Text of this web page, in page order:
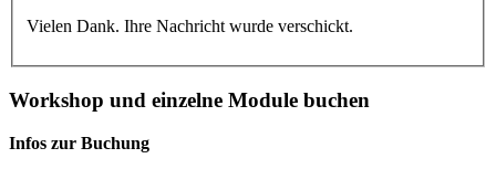
Vielen Dank. Ihre Nachricht wurde verschickt.
Workshop und einzelne Module buchen
Infos zur Buchung